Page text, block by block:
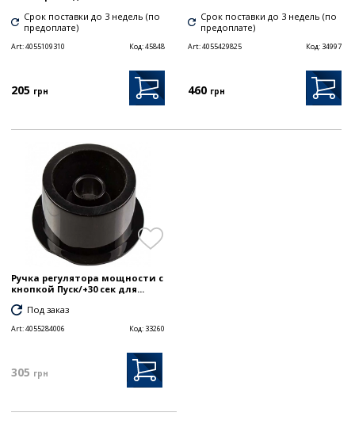
Срок поставки до 3 недель (по
предоплате)
Art:4055109310 Код:45848
205 грн
Срок поставки до 3 недель (по
предоплате)
Art:4055429825 Код: 34997
460 грн
Ручка регулятора мощности с
кнопкой Пуск/+30 сек для...
Под заказ
Art:4055284006 Код: 33260
305 грн